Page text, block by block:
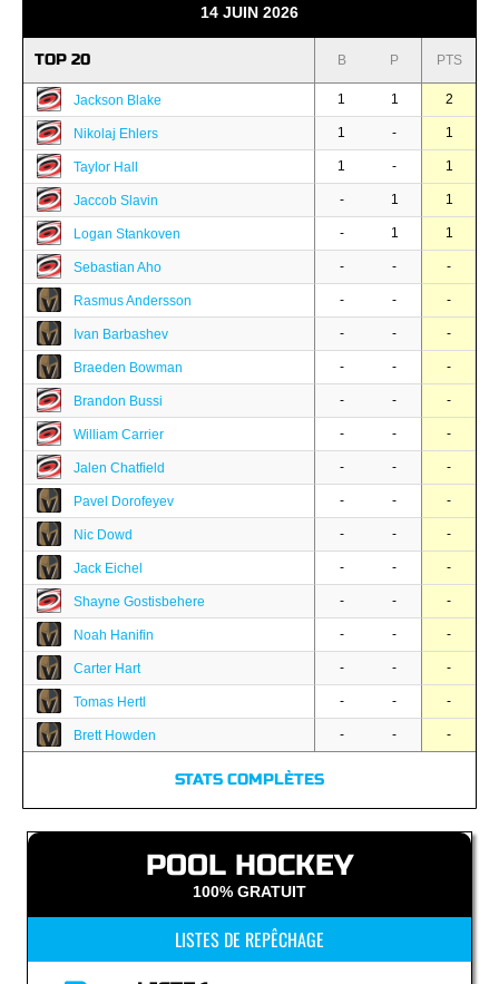
14 JUIN 2026
TOP 20 B P PTS
Jackson Blake 1 1 2
Nikolaj Ehlers 1 - 1
Taylor Hall 1 - 1
Jaccob Slavin - 1 1
Logan Stankoven - 1 1
Sebastian Aho - - -
Rasmus Andersson - - -
Ivan Barbashev - - -
Braeden Bowman - - -
Brandon Bussi - - -
William Carrier - - -
Jalen Chatfield - - -
Pavel Dorofeyev - - -
Nic Dowd - - -
Jack Eichel - - -
Shayne Gostisbehere - - -
Noah Hanifin - - -
Carter Hart - - -
Tomas Hertl - - -
Brett Howden - - -
STATS COMPLÈTES
POOL HOCKEY
100% GRATUIT
LISTES DE REPÊCHAGE